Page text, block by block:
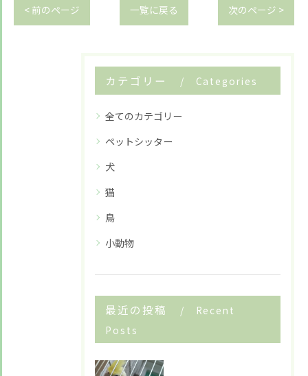
< 前のページ 一覧に戻る 次のページ >
カテゴリー Categories
全てのカテゴリー
ペットシッター
犬
猫
鳥
小動物
最近の投稿
Recent
Posts